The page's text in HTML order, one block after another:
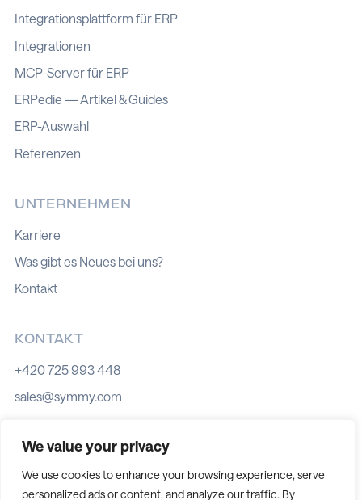
We value your privacy
We use cookies to enhance your browsing experience, serve
personalized ads or content, and analyze our traffic. By
Integrationsplattform für ERP
Integrationen
MCP-Server für ERP
ERPedie — Artikel & Guides
ERP-Auswahl
Referenzen
UNTERNEHMEN
Karriere
Was gibt es Neues bei uns?
Kontakt
KONTAKT
+420 725 993 448
sales@symmy.com